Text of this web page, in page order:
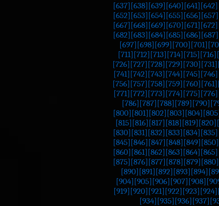
[637] [638] [639] [640] [641] [642]
[652] [653] [654] [655] [656] [657]
[667] [668] [669] [670] [671] [672]
[682] [683] [684] [685] [686] [687]
[697] [698] [699] [700] [701]
[711] [712] [713] [714] [715] [716]
[726] [727] [728] [729] [730] [731]
[741] [742] [743] [744] [745] [746]
[756] [757] [758] [759] [760] [761]
[771] [772] [773] [774] [775] [776]
[786] [787] [788] [789] [790]
[800] [801] [802] [803] [804]
[815] [816] [817] [818] [819] [820]
[830] [831] [832] [833] [834] [835]
[845] [846] [847] [848] [849] [850]
[860] [861] [862] [863] [864] [865]
[875] [876] [877] [878] [879] [880]
[890] [891] [892] [893] [894]
[904] [905] [906] [907] [908]
[919] [920] [921] [922] [923] [924]
[934] [935] [936] [937]